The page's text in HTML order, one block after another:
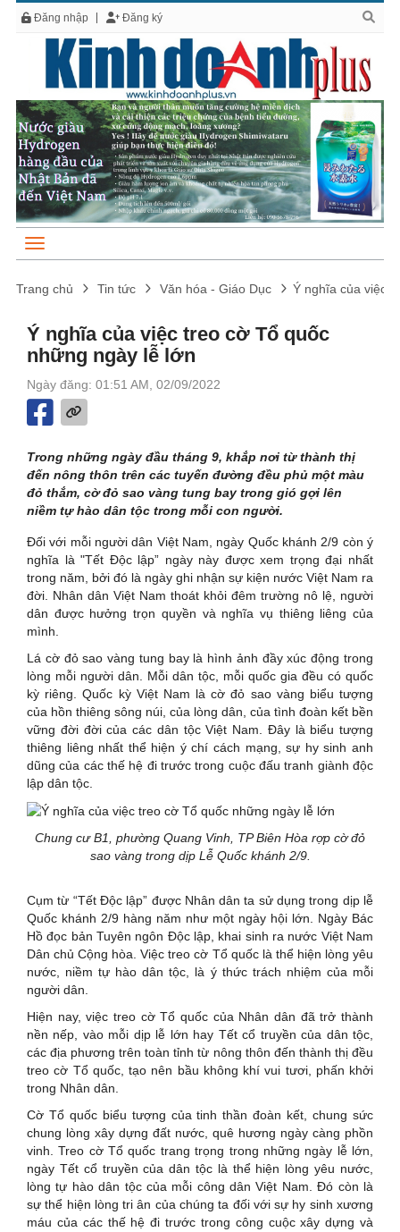
Đăng nhập Đăng ký
Trang chủ Tin tức Văn hóa - Giáo Dục Ý nghĩa của việc
Ý nghĩa của việc treo cờ Tổ quốc
những ngày lễ lớn
Ngày đăng: 01:51 AM, 02/09/2022
Trong những ngày đầu tháng 9, khắp nơi từ thành thị
đến nông thôn trên các tuyến đường đều phủ một màu
đỏ thắm, cờ đỏ sao vàng tung bay trong gió gợi lên
niềm tự hào dân tộc trong mỗi con người.
Đối với mỗi người dân Việt Nam, ngày Quốc khánh 2/9 còn ý
nghĩa là "Tết Độc lập” ngày này được xem trọng đại nhất
trong năm, bởi đó là ngày ghi nhận sự kiện nước Việt Nam ra
đời. Nhân dân Việt Nam thoát khỏi đêm trường nô lệ, người
dân được hưởng trọn quyền và nghĩa vụ thiêng liêng của
mình.
Lá cờ đỏ sao vàng tung bay là hình ảnh đầy xúc động trong
lòng mỗi người dân. Mỗi dân tộc, mỗi quốc gia đều có quốc
kỳ riêng. Quốc kỳ Việt Nam là cờ đỏ sao vàng biểu tượng
của hồn thiêng sông núi, của lòng dân, của tình đoàn kết bền
vững đời đời của các dân tộc Việt Nam. Đây là biểu tượng
thiêng liêng nhất thể hiện ý chí cách mạng, sự hy sinh anh
dũng của các thế hệ đi trước trong cuộc đấu tranh giành độc
lập dân tộc.
Chung cư B1, phường Quang Vinh, TP Biên Hòa rợp cờ đỏ
sao vàng trong dịp Lễ Quốc khánh 2/9.
Cụm từ “Tết Độc lập” được Nhân dân ta sử dụng trong dịp lễ
Quốc khánh 2/9 hàng năm như một ngày hội lớn. Ngày Bác
Hồ đọc bản Tuyên ngôn Độc lập, khai sinh ra nước Việt Nam
Dân chủ Cộng hòa. Việc treo cờ Tổ quốc là thể hiện lòng yêu
nước, niềm tự hào dân tộc, là ý thức trách nhiệm của mỗi
người dân.
Hiện nay, việc treo cờ Tổ quốc của Nhân dân đã trở thành
nền nếp, vào mỗi dịp lễ lớn hay Tết cổ truyền của dân tộc,
các địa phương trên toàn tỉnh từ nông thôn đến thành thị đều
treo cờ Tổ quốc, tạo nên bầu không khí vui tươi, phấn khởi
trong Nhân dân.
Cờ Tổ quốc biểu tượng của tinh thần đoàn kết, chung sức
chung lòng xây dựng đất nước, quê hương ngày càng phồn
vinh. Treo cờ Tổ quốc trang trọng trong những ngày lễ lớn,
ngày Tết cổ truyền của dân tộc là thể hiện lòng yêu nước,
lòng tự hào dân tộc của mỗi công dân Việt Nam. Đó còn là
sự thể hiện lòng tri ân của chúng ta đối với sự hy sinh xương
máu của các thế hệ đi trước trong công cuộc xây dựng và